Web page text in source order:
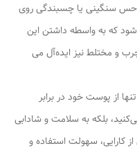
حس سنگینی یا چسبندگی روی
که به واسطه داشتن این
و مختلط نیز ایده‌آل می
از پوست خود در برابر
بلکه به سلامت و شادابی
کارایی، سهولت استفاده و